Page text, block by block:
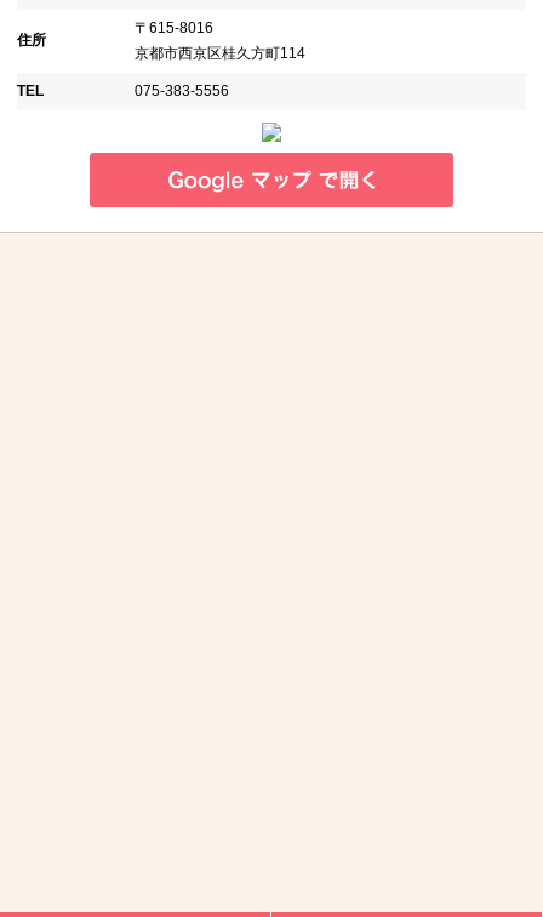
住所
〒615-8016
京都市西京区桂久方町114
TEL 075-383-5556